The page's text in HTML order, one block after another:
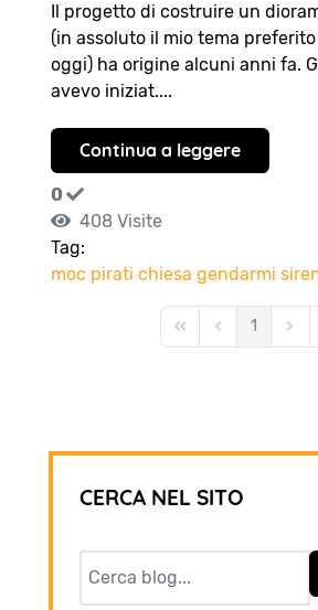
Il progetto di costruire un
(in assoluto il mio tema
oggi) ha origine alcuni anni fa.
avevo iniziat....
Continua a leggere
0
408 Visite
Tag:
moc pirati chiesa gendarmi
First PagePrevious Page
1 Next
CERCA NEL SITO